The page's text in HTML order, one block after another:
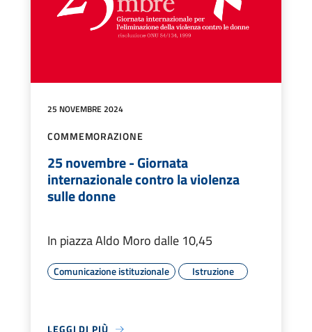
25 NOVEMBRE 2024
COMMEMORAZIONE
25 novembre - Giornata
internazionale contro la violenza
sulle donne
In piazza Aldo Moro dalle 10,45
Comunicazione istituzionale Istruzione
LEGGI DI PIÙ